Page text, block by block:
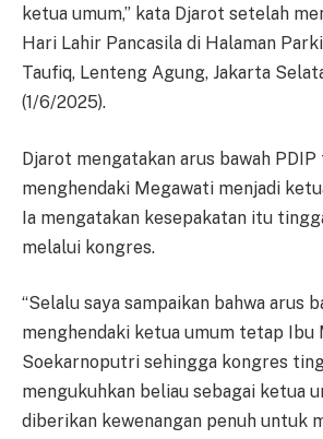
ketua umum,” kata Djarot setelah
Hari Lahir Pancasila di Halaman
Taufiq, Lenteng Agung, Jakarta
(1/6/2025).
Djarot mengatakan arus bawah PDIP
menghendaki Megawati menjadi
Ia mengatakan kesepakatan itu
melalui kongres.
“Selalu saya sampaikan bahwa arus
menghendaki ketua umum tetap Ibu
Soekarnoputri sehingga kongres
mengukuhkan beliau sebagai ketua
diberikan kewenangan penuh untuk